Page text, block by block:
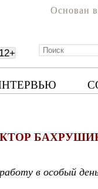
12+
Основан
в особый